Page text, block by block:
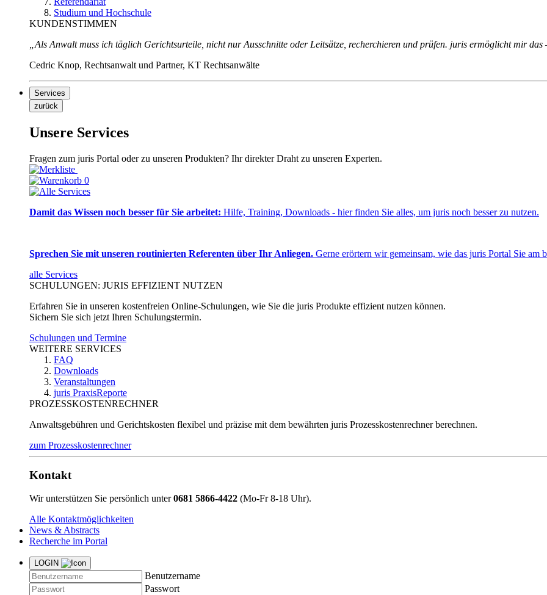
Studium und Hochschule
KUNDENSTIMMEN
„Als Anwalt muss ich täglich Gerichtsurteile, nicht nur Ausschnitte oder Leitsätze, recherchieren und prüfen. juris ermöglicht mir
Cedric Knop, Rechtsanwalt und Partner, KT Rechtsanwälte
Services
zurück
Unsere Services
Fragen zum juris Portal oder zu unseren Produkten? Ihr direkter Draht zu unseren Experten.
0
Damit das Wissen noch besser für Sie arbeitet: Hilfe, Training, Downloads - hier finden Sie alles, um juris noch besser zu nutzen.
Sprechen Sie mit unseren routinierten Referenten über Ihr Anliegen. Gerne erörtern wir gemeinsam, wie das juris Portal Sie am
alle Services
SCHULUNGEN: JURIS EFFIZIENT NUTZEN
Erfahren Sie in unseren kostenfreien Online-Schulungen, wie Sie die juris Produkte effizient nutzen können.
Sichern Sie sich jetzt Ihren Schulungstermin.
Schulungen und Termine
WEITERE SERVICES
FAQ
Downloads
Veranstaltungen
juris PraxisReporte
PROZESSKOSTENRECHNER
Anwaltsgebühren und Gerichtskosten flexibel und präzise mit dem bewährten juris Prozesskostenrechner berechnen.
zum Prozesskostenrechner
Kontakt
Wir unterstützen Sie persönlich unter0681 5866-4422 (Mo-Fr 8-18 Uhr).
Alle Kontaktmöglichkeiten
News & Abstracts
Recherche im Portal
LOGIN
Benutzername
Passwort